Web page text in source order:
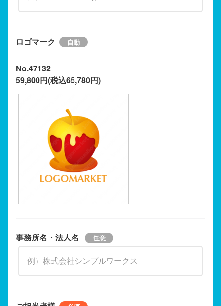
ロゴマーク
No.47132
59,800円(税込65,780円)
事務所名・法人名